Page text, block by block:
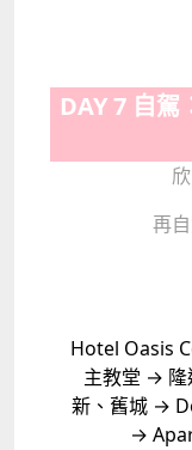
DAY 7 自
再
Hotel Oasis
主教堂 →
新、舊城 →
→